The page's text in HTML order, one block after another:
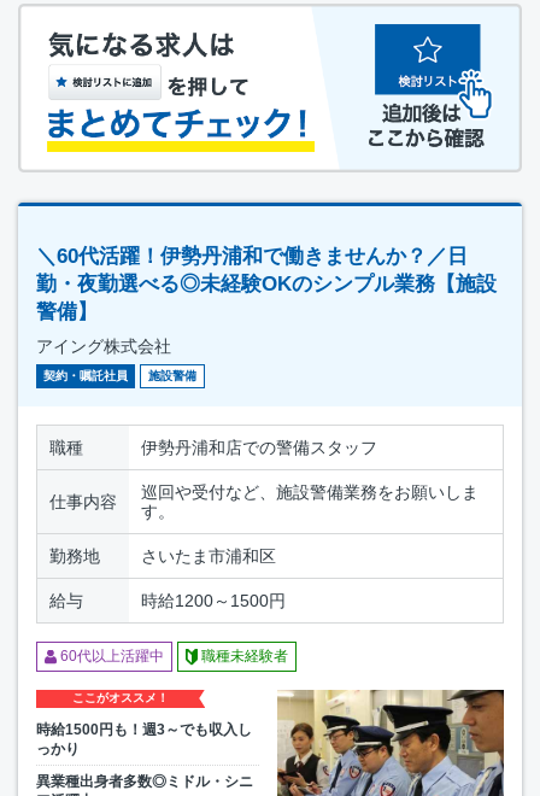
＼60代活躍！伊勢丹浦和で働きませんか？／日
勤・夜勤選べる◎未経験OKのシンプル業務【施設
警備】
アイング株式会社
契約・嘱託社員 施設警備
職種 伊勢丹浦和店での警備スタッフ
仕事内容
巡回や受付など、施設警備業務をお願いしま
す。
勤務地 さいたま市浦和区
給与 時給1200～1500円
60代以上活躍中 職種未経験者
ここがオススメ！
時給1500円も！週3～でも収入し
っかり
異業種出身者多数◎ミドル・シニ